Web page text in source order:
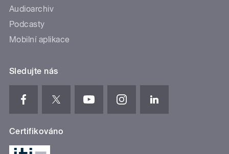
Audioarchiv
Podcasty
Mobilní aplikace
Sledujte nás
Certifikováno